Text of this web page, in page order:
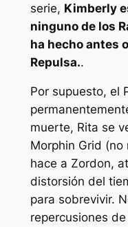
serie, Kimberly
ninguno de los
ha hecho antes
Repulsa..
Por supuesto, el
muerte, Rita se
Morphin Grid
hace a Zordon,
distorsión del
para sobrevivir.
repercusiones